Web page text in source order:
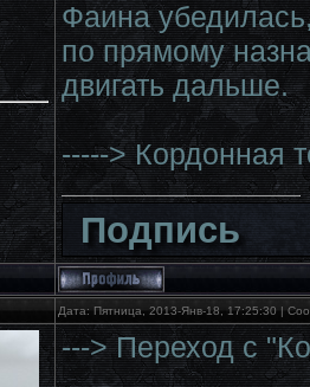
Фаина
по прямому
двигать дальше.
-----> Кордонная
Подпись
Дата: Пятница, 2013-Янв-18, 17:25:30 |
---> Переход с